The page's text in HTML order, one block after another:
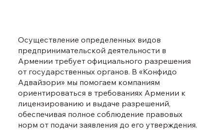
Осуществление определенных видов
предпринимательской деятельности в
Армении требует официального разрешения
от государственных органов. В «Конфидо
Адвайзори» мы помогаем компаниям
ориентироваться в требованиях Армении к
лицензированию и выдаче разрешений,
обеспечивая полное соблюдение правовых
норм от подачи заявления до его утверждения.